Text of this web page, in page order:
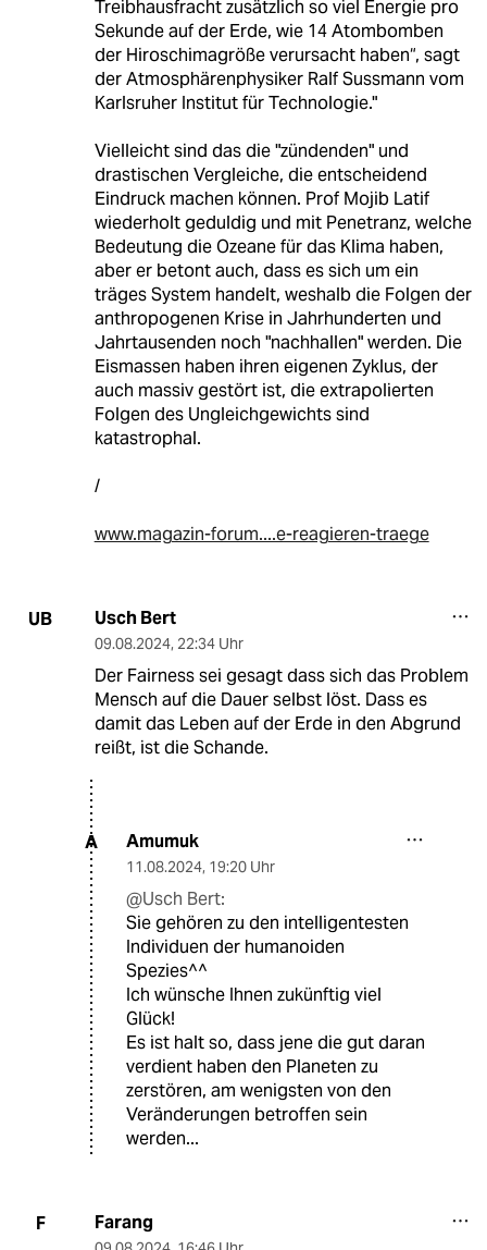
Treibhausfracht zusätzlich so viel Energie pro
Sekunde auf der Erde, wie 14 Atombomben
der Hiroschimagröße verursacht haben“, sagt
der Atmosphärenphysiker Ralf Sussmann vom
Karlsruher Institut für Technologie."
Vielleicht sind das die "zündenden" und
drastischen Vergleiche, die entscheidend
Eindruck machen können. Prof Mojib Latif
wiederholt geduldig und mit Penetranz, welche
Bedeutung die Ozeane für das Klima haben,
aber er betont auch, dass es sich um ein
träges System handelt, weshalb die Folgen der
anthropogenen Krise in Jahrhunderten und
Jahrtausenden noch "nachhallen" werden. Die
Eismassen haben ihren eigenen Zyklus, der
auch massiv gestört ist, die extrapolierten
Folgen des Ungleichgewichts sind
katastrophal.
/
www.magazin-forum....e-reagieren-traege
UB Usch Bert
09.08.2024, 22:34 Uhr
Der Fairness sei gesagt dass sich das Problem
Mensch auf die Dauer selbst löst. Dass es
damit das Leben auf der Erde in den Abgrund
reißt, ist die Schande.
A Amumuk
11.08.2024, 19:20 Uhr
@Usch Bert:
Sie gehören zu den intelligentesten
Individuen der humanoiden
Spezies^^
Ich wünsche Ihnen zukünftig viel
Glück!
Es ist halt so, dass jene die gut daran
verdient haben den Planeten zu
zerstören, am wenigsten von den
Veränderungen betroffen sein
werden...
F Farang